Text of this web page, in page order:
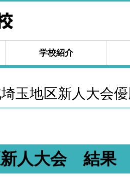
学校紹介
玉地区新人大会
新人大会 結果